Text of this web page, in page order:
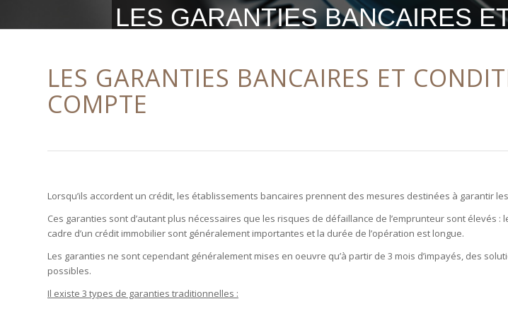
LES GARANTIES BANCAIRES
LES GARANTIES BANCAIRES ET
COMPTE
Lorsqu’ils accordent un crédit, les établissements bancaires prennent des mesures destinées à garantir
Ces garanties sont d’autant plus nécessaires que les risques de défaillance de l’emprunteur sont élevés :
cadre d’un crédit immobilier sont généralement importantes et la durée de l’opération est longue.
Les garanties ne sont cependant généralement mises en oeuvre qu’à partir de 3 mois d’impayés, des
possibles.
Il existe 3 types de garanties traditionnelles :